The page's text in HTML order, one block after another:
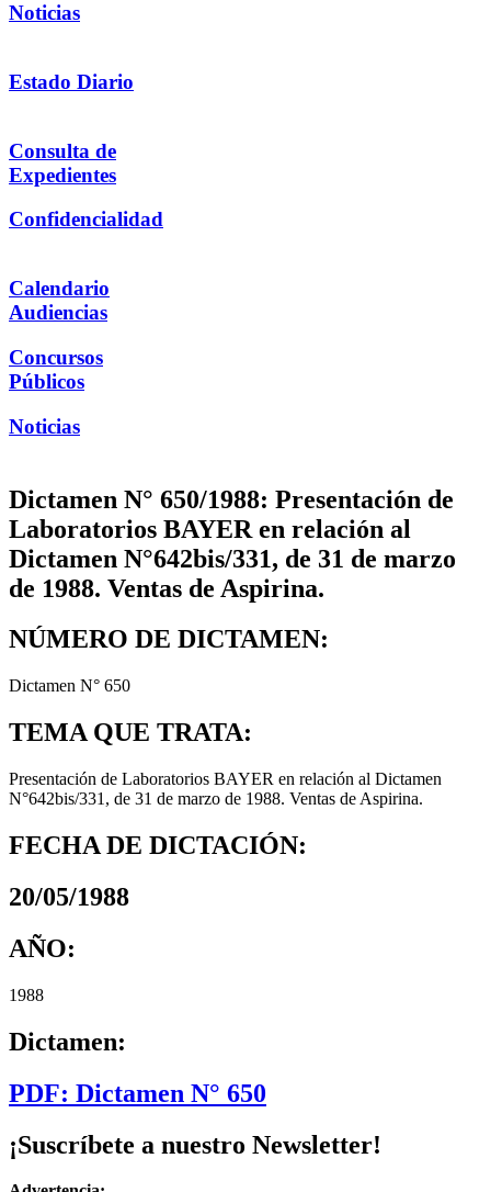
Noticias
Estado Diario
Consulta de
Expedientes
Confidencialidad
Calendario
Audiencias
Concursos
Públicos
Noticias
Dictamen N° 650/1988: Presentación de
Laboratorios BAYER en relación al
Dictamen N°642bis/331, de 31 de marzo
de 1988. Ventas de Aspirina.
NÚMERO DE DICTAMEN:
Dictamen N° 650
TEMA QUE TRATA:
Presentación de Laboratorios BAYER en relación al Dictamen
N°642bis/331, de 31 de marzo de 1988. Ventas de Aspirina.
FECHA DE DICTACIÓN:
20/05/1988
AÑO:
1988
Dictamen:
PDF: Dictamen N° 650
¡Suscríbete a nuestro Newsletter!